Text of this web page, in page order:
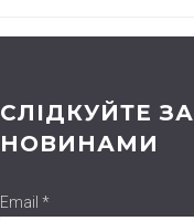
СЛІДКУЙТЕ ЗА
НОВИНАМИ
Email *